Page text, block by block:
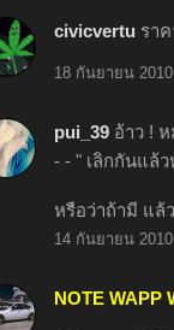
civicvertu รา
18 กันยายน 2010
pui_39 อ้าว !
- - " เลิกกันแล้
หรือว่าถ้ามี แล้
14 กันยายน 2010
NOTE WAPP